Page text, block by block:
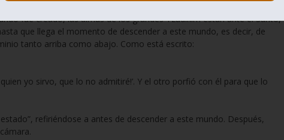
fue creado, las almas de los grandes Tzadikim están ante el Santo,
que llega el momento de descender a este mundo, es decir, de
tanto arriba como abajo. Como está escrito:
yo sirvo, que lo no admitiré!’. Y el otro porfió con él para que lo
refiriéndose a antes de descender a este mundo. Después,